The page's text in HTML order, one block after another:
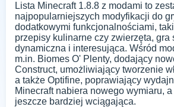
Lista Minecraft 1.8.8 z modami to
najpopularniejszych modyfikacji do
dodatkowymi funkcjonalnościami,
przepisy kulinarne czy zwierzęta, gra
dynamiczna i interesująca. Wśród
m.in. Biomes O' Plenty, dodający
Construct, umożliwiający tworzenie
a także Optifine, poprawiający
Minecraft nabiera nowego wymiaru,
jeszcze bardziej wciągająca.